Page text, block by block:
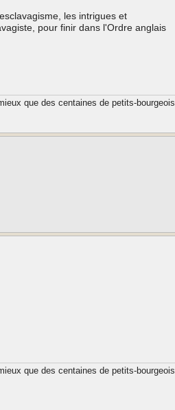
les intrigues et
pour finir dans l'Ordre anglais
que des centaines de petits-bourgeois
que des centaines de petits-bourgeois